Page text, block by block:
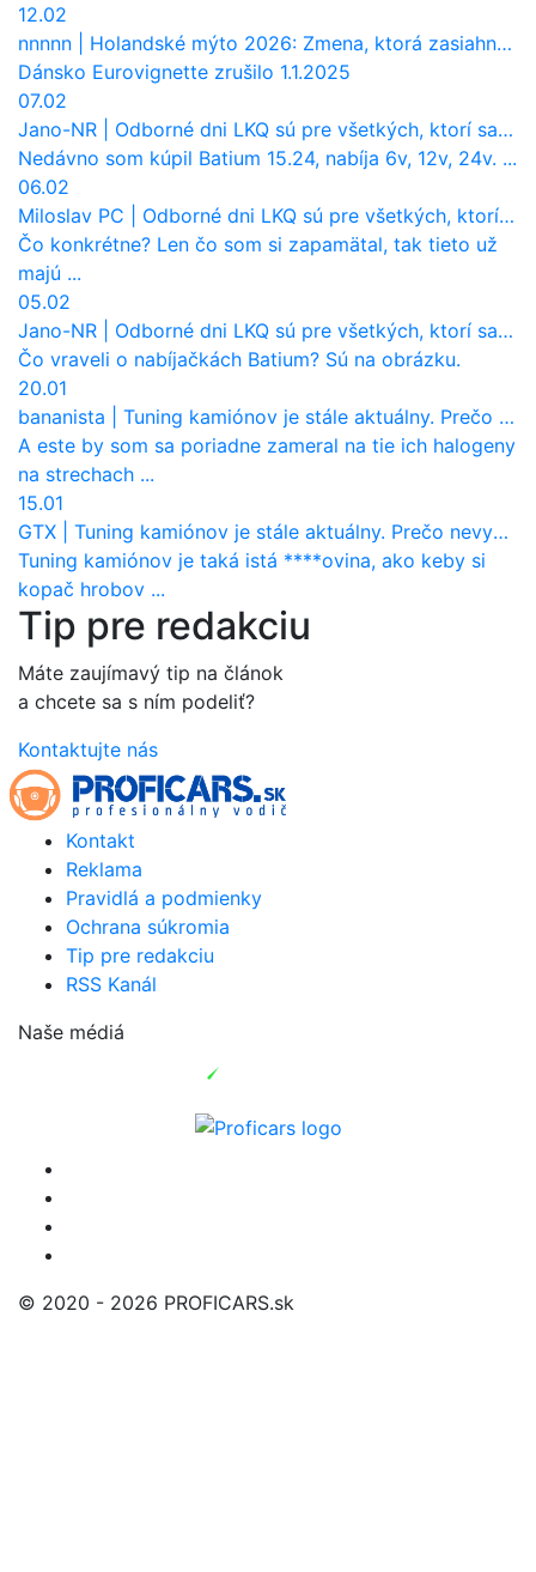
12.02
nnnnn
Holandské mýto 2026: Zmena, ktorá zasiahne slovenských dopravcov
Dánsko Eurovignette zrušilo 1.1.2025
07.02
Jano-NR
Odborné dni LKQ sú pre všetkých, ktorí sa chcú dozvedieť niečo viac
Nedávno som kúpil Batium 15.24, nabíja 6v, 12v, 24v. ...
06.02
Miloslav PC
Odborné dni LKQ sú pre všetkých, ktorí sa chcú dozvedieť niečo viac
Čo konkrétne? Len čo som si zapamätal, tak tieto už
majú ...
05.02
Jano-NR
Odborné dni LKQ sú pre všetkých, ktorí sa chcú dozvedieť niečo viac
Čo vraveli o nabíjačkách Batium? Sú na obrázku.
20.01
bananista
Tuning kamiónov je stále aktuálny. Prečo nevyhynul ako pri osobákoch?
A este by som sa poriadne zameral na tie ich halogeny
na strechach ...
15.01
GTX
Tuning kamiónov je stále aktuálny. Prečo nevyhynul ako pri osobákoch?
Tuning kamiónov je taká istá ****ovina, ako keby si
kopač hrobov ...
Tip pre redakciu
Máte zaujímavý tip na článok
a chcete sa s ním podeliť?
Kontaktujte nás
Kontakt
Reklama
Pravidlá a podmienky
Ochrana súkromia
Tip pre redakciu
RSS Kanál
Naše médiá
© 2020 - 2026 PROFICARS.sk